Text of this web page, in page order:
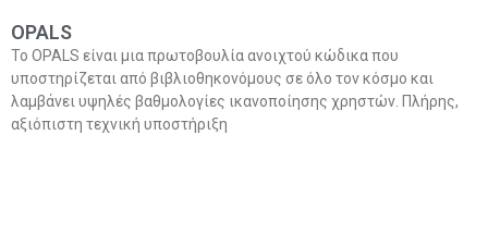
OPALS
Το OPALS είναι μια πρωτοβουλία ανοιχτού κώδικα που
υποστηρίζεται από βιβλιοθηκονόμους σε όλο τον κόσμο και
λαμβάνει υψηλές βαθμολογίες ικανοποίησης χρηστών. Πλήρης,
αξιόπιστη τεχνική υποστήριξη